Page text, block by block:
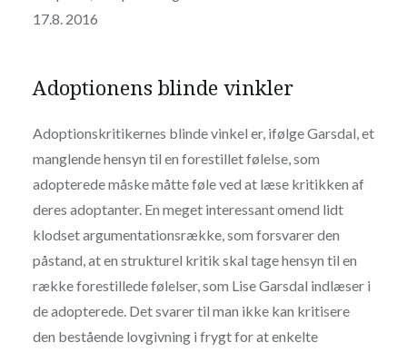
17.8. 2016
Adoptionens blinde vinkler
Adoptionskritikernes blinde vinkel er, ifølge Garsdal, et
manglende hensyn til en forestillet følelse, som
adopterede måske måtte føle ved at læse kritikken af
deres adoptanter. En meget interessant omend lidt
klodset argumentationsrække, som forsvarer den
påstand, at en strukturel kritik skal tage hensyn til en
række forestillede følelser, som Lise Garsdal indlæser i
de adopterede. Det svarer til man ikke kan kritisere
den bestående lovgivning i frygt for at enkelte